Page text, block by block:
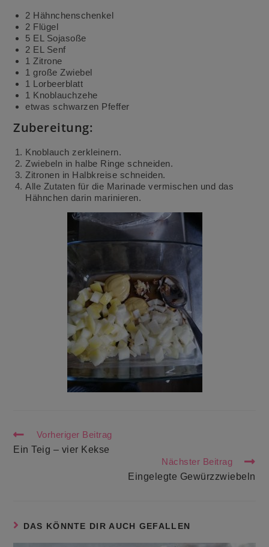
2 Hähnchenschenkel
2 Flügel
5 EL Sojasoße
2 EL Senf
1 Zitrone
1 große Zwiebel
1 Lorbeerblatt
1 Knoblauchzehe
etwas schwarzen Pfeffer
Zubereitung:
Knoblauch zerkleinern.
Zwiebeln in halbe Ringe schneiden.
Zitronen in Halbkreise schneiden.
Alle Zutaten für die Marinade vermischen und das
Hähnchen darin marinieren.
Weitere
ansehen
Vorheriger Beitrag
Ein Teig – vier Kekse
Nächster Beitrag
Eingelegte Gewürzzwiebeln
DAS KÖNNTE DIR AUCH GEFALLEN